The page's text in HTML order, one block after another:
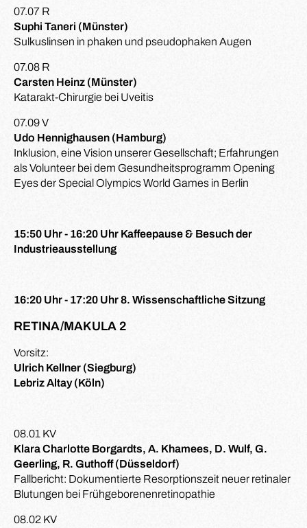
07.07 R
Suphi Taneri (Münster)
Sulkuslinsen in phaken und pseudophaken Augen
07.08 R
Carsten Heinz (Münster)
Katarakt-Chirurgie bei Uveitis
07.09 V
Udo Hennighausen (Hamburg)
Inklusion, eine Vision unserer Gesellschaft; Erfahrungen
als Volunteer bei dem Gesundheitsprogramm Opening
Eyes der Special Olympics World Games in Berlin
15:50 Uhr - 16:20 Uhr Kaffeepause & Besuch der
Industrieausstellung
16:20 Uhr - 17:20 Uhr 8. Wissenschaftliche Sitzung
RETINA/MAKULA 2
Vorsitz:
Ulrich Kellner (Siegburg)
Lebriz Altay (Köln)
08.01 KV
Klara Charlotte Borgardts, A. Khamees, D. Wulf, G.
Geerling, R. Guthoff (Düsseldorf)
Fallbericht: Dokumentierte Resorptionszeit neuer retinaler
Blutungen bei Frühgeborenenretinopathie
08.02 KV